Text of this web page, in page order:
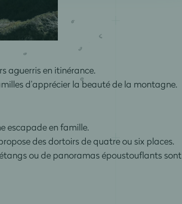
aguerris en itinérance.
d’apprécier la beauté de la montagne.
escapade en famille.
des dortoirs de quatre ou six places.
ou de panoramas époustouflants sont